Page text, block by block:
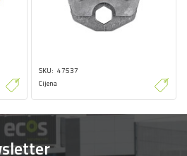
SKU 47537
Cijena